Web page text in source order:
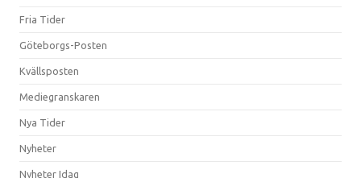
Fria Tider
Göteborgs-Posten
Kvällsposten
Mediegranskaren
Nya Tider
Nyheter
Nyheter Idag